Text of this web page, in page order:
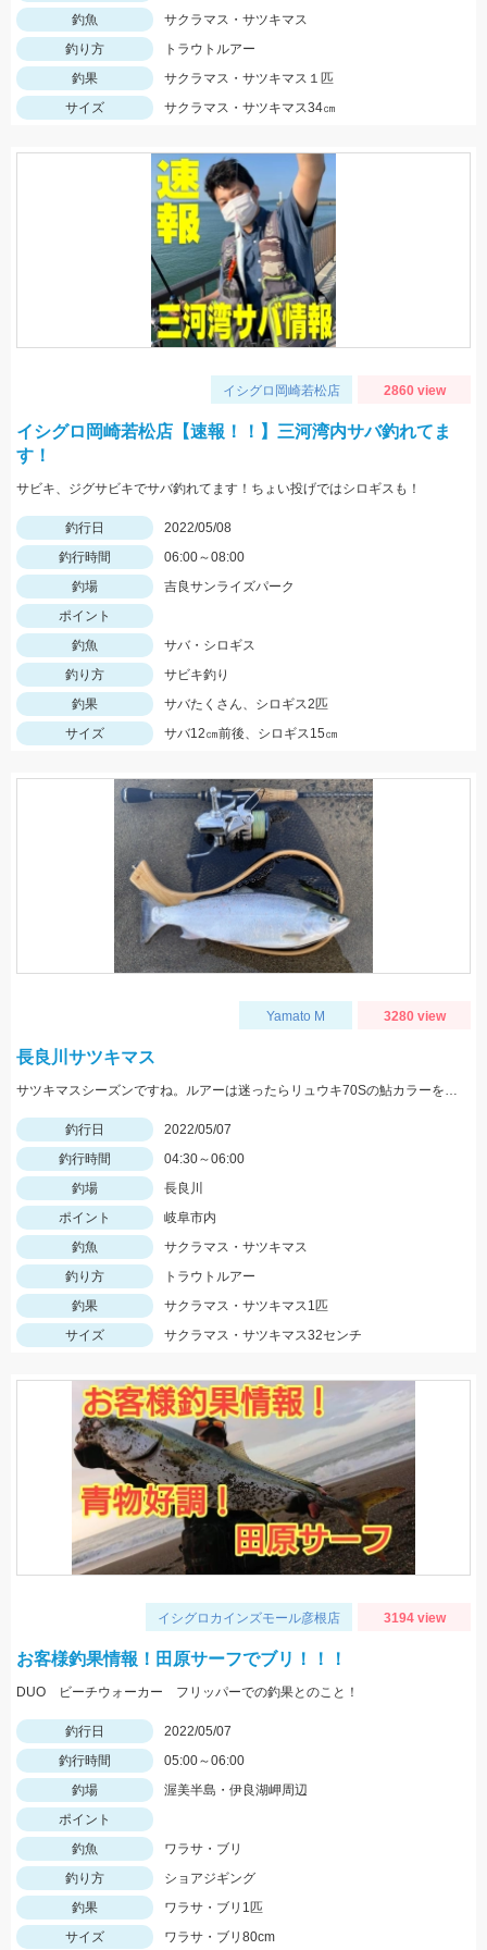
釣魚
サクラマス・サツキマス
釣り方
トラウトルアー
釣果
サクラマス・サツキマス１匹
サイズ
サクラマス・サツキマス34㎝
イシグロ岡崎若松店 2860 view
イシグロ岡崎若松店【速報！！】三河湾内サバ釣れてま
す！
サビキ、ジグサビキでサバ釣れてます！ちょい投げではシロギスも！
釣行日
2022/05/08
釣行時間
06:00～08:00
釣場
吉良サンライズパーク
ポイント
釣魚
サバ・シロギス
釣り方
サビキ釣り
釣果
サバたくさん、シロギス2匹
サイズ
サバ12㎝前後、シロギス15㎝
Yamato M 3280 view
長良川サツキマス
サツキマスシーズンですね。ルアーは迷ったらリュウキ70Sの鮎カラーを選択しておけば間違いないです。
釣行日
2022/05/07
釣行時間
04:30～06:00
釣場
長良川
ポイント
岐阜市内
釣魚
サクラマス・サツキマス
釣り方
トラウトルアー
釣果
サクラマス・サツキマス1匹
サイズ
サクラマス・サツキマス32センチ
イシグロカインズモール彦根店 3194 view
お客様釣果情報！田原サーフでブリ！！！
DUO ビーチウォーカー フリッパーでの釣果とのこと！
釣行日
2022/05/07
釣行時間
05:00～06:00
釣場
渥美半島・伊良湖岬周辺
ポイント
釣魚
ワラサ・ブリ
釣り方
ショアジギング
釣果
ワラサ・ブリ1匹
サイズ
ワラサ・ブリ80cm